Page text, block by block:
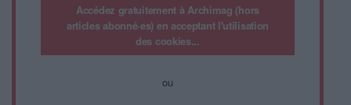
Accédez gratuitement à Archimag (hors
articles abonné·es) en acceptant l'utilisation
des cookies...
ou